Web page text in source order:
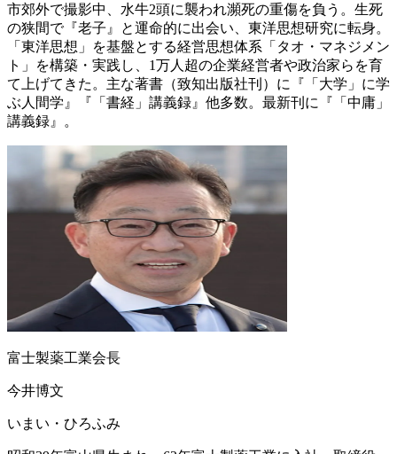
市郊外で撮影中、水牛2頭に襲われ瀕死の重傷を負う。生死
の狭間で『老子』と運命的に出会い、東洋思想研究に転身。
「東洋思想」を基盤とする経営思想体系「タオ・マネジメン
ト」を構築・実践し、1万人超の企業経営者や政治家らを育
て上げてきた。主な著書（致知出版社刊）に『「大学」に学
ぶ人間学』『「書経」講義録』他多数。最新刊に『「中庸」
講義録』。
富士製薬工業会長
今井博文
いまい・ひろふみ